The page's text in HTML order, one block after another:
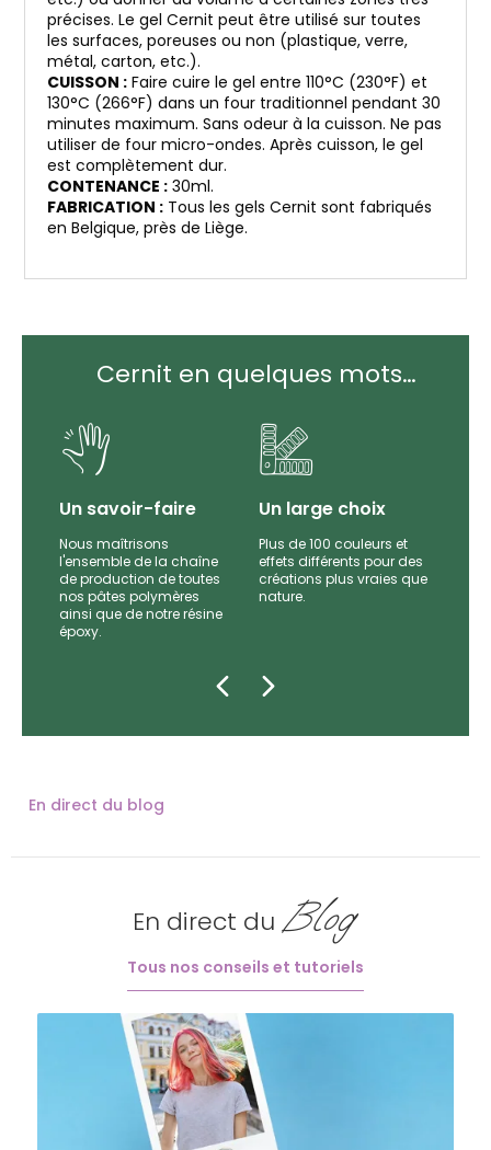
précises. Le gel Cernit peut être utilisé sur toutes
les surfaces, poreuses ou non (plastique, verre,
métal, carton, etc.).
CUISSON : Faire cuire le gel entre 110°C (230°F) et
130°C (266°F) dans un four traditionnel pendant 30
minutes maximum. Sans odeur à la cuisson. Ne pas
utiliser de four micro-ondes. Après cuisson, le gel
est complètement dur.
CONTENANCE : 30ml.
FABRICATION : Tous les gels Cernit sont fabriqués
en Belgique, près de Liège.
Cernit en quelques mots…
Un savoir-faire
Nous maîtrisons
l'ensemble de la chaîne
de production de toutes
nos pâtes polymères
ainsi que de notre résine
époxy.
Un large choix
Plus de 100 couleurs et
effets différents pour des
créations plus vraies que
nature.
En direct du blog
En direct du Blog
Tous nos conseils et tutoriels